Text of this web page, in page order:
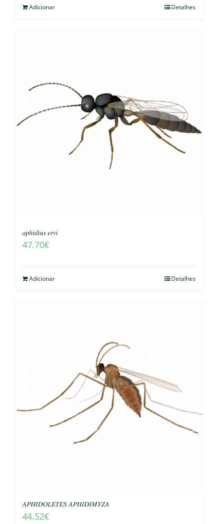
Adicionar Detalhes
𝑎𝑝ℎ𝑖𝑑𝑖𝑢𝑠 𝑒𝑟𝑣𝑖
47.70€
Adicionar Detalhes
𝐴𝑃𝐻𝐼𝐷𝑂𝐿𝐸𝑇𝐸𝑆 𝐴𝑃𝐻𝐼𝐷𝐼𝑀𝑌𝑍𝐴
44.52€